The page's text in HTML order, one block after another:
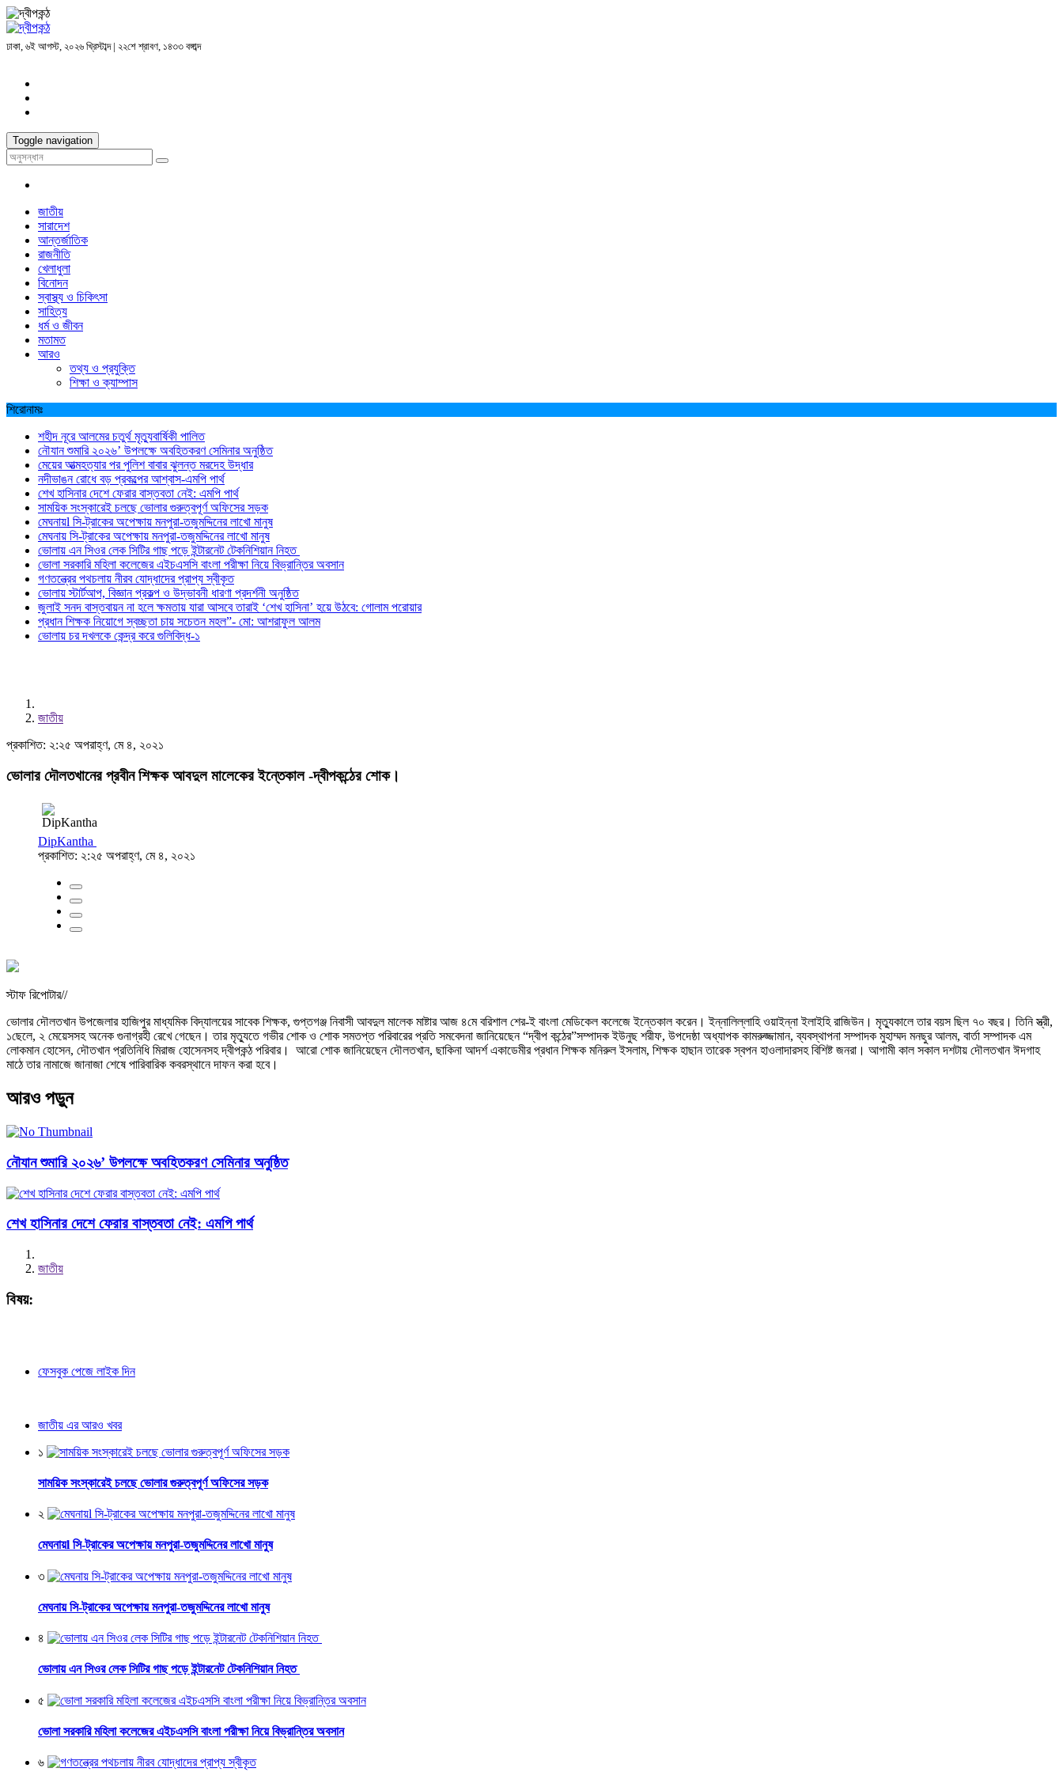
ঢাকা, ৬ই আগস্ট, ২০২৬ খ্রিস্টাব্দ | ২২শে শ্রাবণ, ১৪৩৩ বঙ্গাব্দ
Toggle navigation
জাতীয়
সারাদেশ
আন্তর্জাতিক
রাজনীতি
খেলাধুলা
বিনোদন
স্বাস্থ্য ও চিকিৎসা
সাহিত্য
ধর্ম ও জীবন
মতামত
আরও
তথ্য ও প্রযুক্তি
শিক্ষা ও ক্যাম্পাস
শিরোনামঃ
শহীদ নূরে আলমের চতুর্থ মৃত্যুবার্ষিকী পালিত
নৌযান শুমারি ২০২৬’ উপলক্ষে অবহিতকরণ সেমিনার অনুষ্ঠিত
মেয়ের আত্মহত্যার পর পুলিশ বাবার ঝুলন্ত মরদেহ উদ্ধার
নদীভাঙন রোধে বড় প্রকল্পের আশ্বাস-এমপি পার্থ
শেখ হাসিনার দেশে ফেরার বাস্তবতা নেই: এমপি পার্থ
সাময়িক সংস্কারেই চলছে ভোলার গুরুত্বপূর্ণ অফিসের সড়ক
মেঘনায়l সি-ট্রাকের অপেক্ষায় মনপুরা-তজুমদ্দিনের লাখো মানুষ
মেঘনায় সি-ট্রাকের অপেক্ষায় মনপুরা-তজুমদ্দিনের লাখো মানুষ
ভোলায় এন সিওর লেক সিটির গাছ পড়ে ইন্টারনেট টেকনিশিয়ান নিহত
ভোলা সরকারি মহিলা কলেজের এইচএসসি বাংলা পরীক্ষা নিয়ে বিভ্রান্তির অবসান
গণতন্ত্রের পথচলায় নীরব যোদ্ধাদের প্রাপ্য স্বীকৃত
ভোলায় স্টার্টআপ, বিজ্ঞান প্রকল্প ও উদ্ভাবনী ধারণা প্রদর্শনী অনুষ্ঠিত
জুলাই সনদ বাস্তবায়ন না হলে ক্ষমতায় যারা আসবে তারাই ‘শেখ হাসিনা’ হয়ে উঠবে: গোলাম পরোয়ার
প্রধান শিক্ষক নিয়োগে স্বচ্ছতা চায় সচেতন মহল”- মো: আশরাফুল আলম
ভোলায় চর দখলকে কেন্দ্র করে গুলিবিদ্ধ-১
জাতীয়
প্রকাশিত: ২:২৫ অপরাহ্ণ, মে ৪, ২০২১
ভোলার দৌলতখানের প্রবীন শিক্ষক আবদুল মালেকের ইন্তেকাল -দ্বীপকন্ঠের শোক।
DipKantha
প্রকাশিত: ২:২৫ অপরাহ্ণ, মে ৪, ২০২১
স্টাফ রিপোটার//
ভোলার দৌলতখান উপজেলার হাজিপুর মাধ্যমিক বিদ্যালয়ের সাবেক শিক্ষক, গুপ্তগঞ্জ নিবাসী আবদুল মালেক মাষ্টার আজ ৪মে বরিশাল শের-ই বাংলা মেডিকেল কলেজে ইন্তেকাল করেন। ইন্নালিল্লাহি ওয়াইন্না ইলাইহি রাজিউন। মৃত্যুকালে তার বয়স ছিল ৭০ বছর। তিনি স্ত্রী,
১ছেলে, ২ মেয়েসসহ অনেক গুনাগ্রহী রেখে গেছেন। তার মৃত্যুতে গভীর শোক ও শোক সমতপ্ত পরিবারের প্রতি সমবেদনা জানিয়েছেন “দ্বীপ কন্ঠের”সম্পাদক ইউনুছ শরীফ, উপদেষ্ঠা অধ্যাপক কামরুজ্জামান, ব্যবস্থাপনা সম্পাদক মুহাম্মদ মনছুর আলম, বার্তা সম্পাদক এম
লোকমান হোসেন, দৌতখান প্রতিনিধি মিরাজ হোসেনসহ দ্বীপকন্ঠ পরিবার। আরো শোক জানিয়েছেন দৌলতখান, ছাকিনা আদর্শ একাডেমীর প্রধান শিক্ষক মনিরুল ইসলাম, শিক্ষক হাছান তারেক স্বপন হাওলাদারসহ বিশিষ্ট জনরা। আগামী কাল সকাল দশটায় দৌলতখান ঈদগাহ
মাঠে তার নামাজে জানাজা শেষে পারিবারিক কবরস্থানে দাফন করা হবে।
আরও পড়ুন
নৌযান শুমারি ২০২৬’ উপলক্ষে অবহিতকরণ সেমিনার অনুষ্ঠিত
শেখ হাসিনার দেশে ফেরার বাস্তবতা নেই: এমপি পার্থ
জাতীয়
বিষয়:
ফেসবুক পেজে লাইক দিন
জাতীয় এর আরও খবর
১
সাময়িক সংস্কারেই চলছে ভোলার গুরুত্বপূর্ণ অফিসের সড়ক
২
মেঘনায়l সি-ট্রাকের অপেক্ষায় মনপুরা-তজুমদ্দিনের লাখো মানুষ
৩
মেঘনায় সি-ট্রাকের অপেক্ষায় মনপুরা-তজুমদ্দিনের লাখো মানুষ
৪
ভোলায় এন সিওর লেক সিটির গাছ পড়ে ইন্টারনেট টেকনিশিয়ান নিহত
৫
ভোলা সরকারি মহিলা কলেজের এইচএসসি বাংলা পরীক্ষা নিয়ে বিভ্রান্তির অবসান
৬